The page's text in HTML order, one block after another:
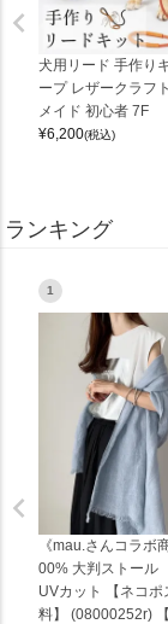
犬用リード 手作り
ープ レザークラフ
メイド 初心者 7F
¥6,200(税込)
ランキング
1
《mau.さんコラボ
00% 大判ストー
UVカット 【ネコポ
料】 (08000252r)